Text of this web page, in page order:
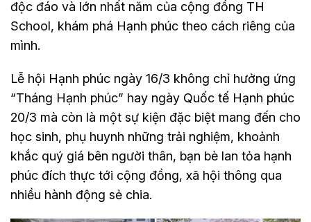
độc đáo và lớn nhất năm của cộng đồng TH
School, khám phá Hạnh phúc theo cách riêng của
mình.
Lễ hội Hạnh phúc ngày 16/3 không chỉ hưởng ứng
“Tháng Hạnh phúc” hay ngày Quốc tế Hạnh phúc
20/3 mà còn là một sự kiện đặc biệt mang đến cho
học sinh, phụ huynh những trải nghiệm, khoảnh
khắc quý giá bên người thân, bạn bè lan tỏa hạnh
phúc đích thực tới cộng đồng, xã hội thông qua
nhiều hành động sẻ chia.